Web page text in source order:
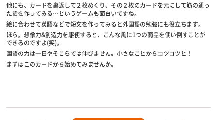
他にも、カードを裏返して２枚めくり、その２枚のカードを元にして筋の通っ
た話を作ってみる…というゲームも面白いですね。
絵に合わせて英語などで短文を作ってみると外国語の勉強にも役立ちます。
ほら。想像力&創造力を駆使すると、こんな風に1つの商品を使い倒すことが
できるのですよ(笑)。
国語の力は一日やそこらでは伸びません。小さなことからコツコツと！
まずはこのカードから始めてみませんか。